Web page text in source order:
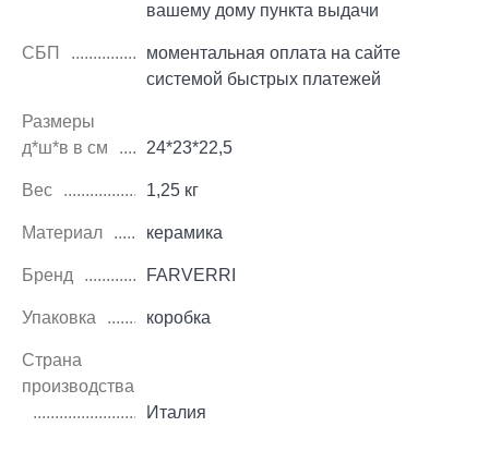
вашему дому пункта выдачи
СБП
моментальная оплата на сайте
системой быстрых платежей
Размеры
д*ш*в в см
24*23*22,5
Вес 1,25 кг
Материал керамика
Бренд FARVERRI
Упаковка коробка
Страна
производства
Италия